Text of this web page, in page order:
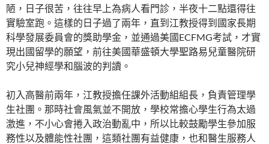
陋，日子很苦，往往早上為病人看門診，半夜十二點還得往
實驗室跑。這樣的日子過了兩年，直到江教授得到國家長期
科學發展委員會的獎助學金，並通過美國ECFMG考試，才實
現出國留學的願望，前往美國華盛頓大學聖路易兒童醫院研
究小兒神經學和腦波的判讀。
初入高醫前兩年，江教授擔任課外活動組組長，負責管理學
生社團。那時社會風氣並不開放，學校常擔心學生行為太過
激進，不小心會捲入政治動亂中，所以比較鼓勵學生參加服
務性以及體能性社團，這類社團有益健康，也和醫生服務人